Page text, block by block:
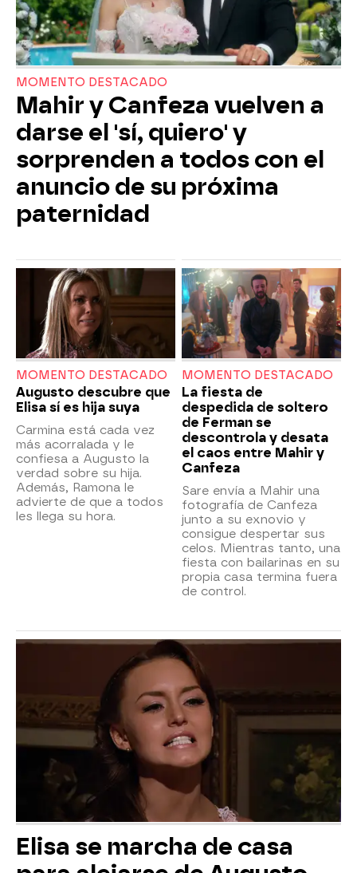
MOMENTO DESTACADO
Mahir y Canfeza vuelven a
darse el 'sí, quiero' y
sorprenden a todos con el
anuncio de su próxima
paternidad
MOMENTO DESTACADO
Augusto descubre que
Elisa sí es hija suya
Carmina está cada vez
más acorralada y le
confiesa a Augusto la
verdad sobre su hija.
Además, Ramona le
advierte de que a todos
les llega su hora.
MOMENTO DESTACADO
La fiesta de
despedida de soltero
de Ferman se
descontrola y desata
el caos entre Mahir y
Canfeza
Sare envía a Mahir una
fotografía de Canfeza
junto a su exnovio y
consigue despertar sus
celos. Mientras tanto, una
fiesta con bailarinas en su
propia casa termina fuera
de control.
Elisa se marcha de casa